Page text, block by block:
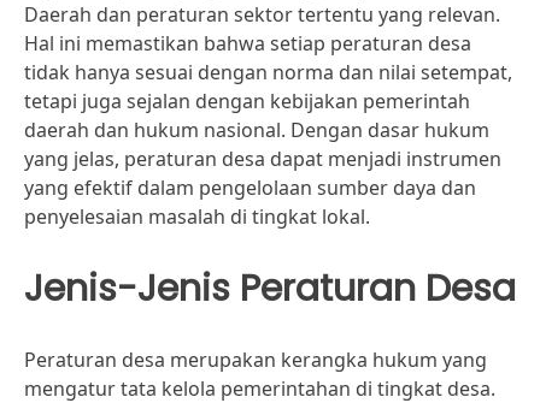
Daerah dan peraturan sektor tertentu yang relevan.
Hal ini memastikan bahwa setiap peraturan desa
tidak hanya sesuai dengan norma dan nilai setempat,
tetapi juga sejalan dengan kebijakan pemerintah
daerah dan hukum nasional. Dengan dasar hukum
yang jelas, peraturan desa dapat menjadi instrumen
yang efektif dalam pengelolaan sumber daya dan
penyelesaian masalah di tingkat lokal.
Jenis-Jenis Peraturan Desa
Peraturan desa merupakan kerangka hukum yang
mengatur tata kelola pemerintahan di tingkat desa.